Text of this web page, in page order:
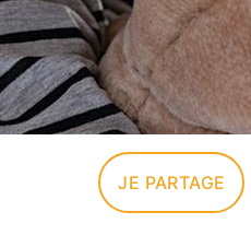
JE PARTAGE